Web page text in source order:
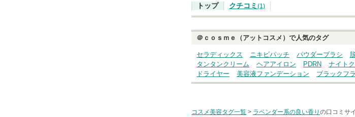
トップ
クチコミ (1)
＠ｃｏｓｍｅ（アットコスメ）で人気のタグ
セラディックス ニキビパッチ パウダーブラシ
タンタンクリーム
ヘアアイロン PDRN ナイト
ドライヤー
美容液ファンデーション ブラックフ
コスメ美容タグ一覧 > ラベンダー系の良い香り の口コミサ